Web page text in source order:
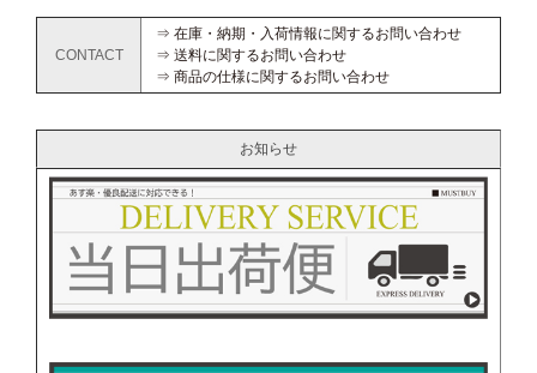
CONTACT
⇒ 在庫・納期・入荷情報に関するお問い合わせ
⇒ 送料に関するお問い合わせ
⇒ 商品の仕様に関するお問い合わせ
お知らせ